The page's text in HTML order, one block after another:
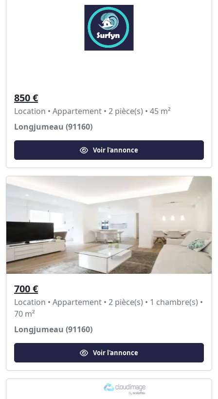
850 €
Location • Appartement • 2 pièce(s) • 45 m²
Longjumeau (91160)
Voir l'annonce
700 €
Location • Appartement • 2 pièce(s) • 1 chambre(s) •
70 m²
Longjumeau (91160)
Voir l'annonce